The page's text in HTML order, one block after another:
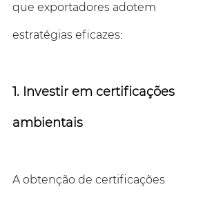
que exportadores adotem
estratégias eficazes:
1. Investir em certificações
ambientais
A obtenção de certificações